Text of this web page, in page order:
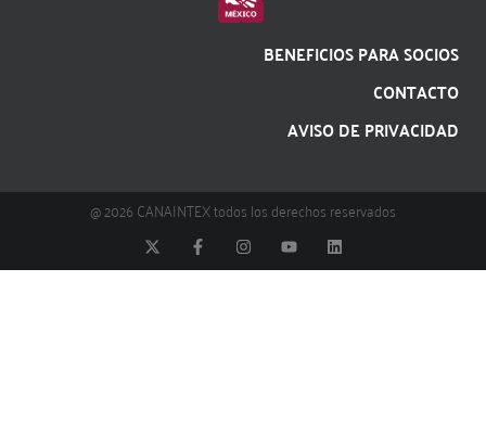
BENEFICIOS PARA SOCIOS
CONTACTO
AVISO DE PRIVACIDAD
@ 2026 CANAINTEX todos los derechos reservados